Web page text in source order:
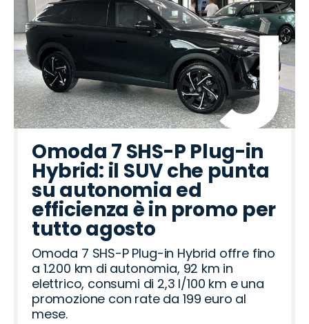
Omoda 7 SHS-P Plug-in
Hybrid: il SUV che punta
su autonomia ed
efficienza è in promo per
tutto agosto
Omoda 7 SHS-P Plug-in Hybrid offre fino
a 1.200 km di autonomia, 92 km in
elettrico, consumi di 2,3 l/100 km e una
promozione con rate da 199 euro al
mese.